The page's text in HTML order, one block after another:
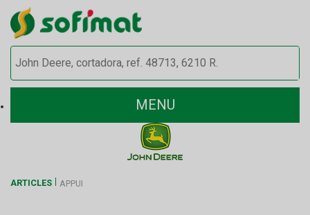
MENU
ARTICLES APPUI